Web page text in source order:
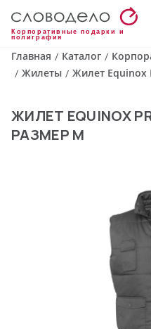
Корпоративные подарки и
полиграфия
Главная / Каталог /
/ Жилеты / Жилет Equinox
ЖИЛЕТ EQUINOX
РАЗМЕР M